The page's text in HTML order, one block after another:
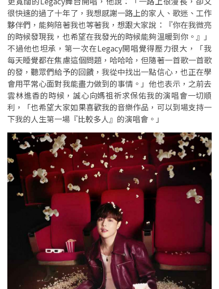
很快速的過了十年了，我想感謝一路上的家人、歌迷、工作
夥伴們，能夠陪著我也等著我，想跟大家說：『你在我微亮
的時候發現我，也希望在我發光的時候能夠溫暖到你。』」
不過他也坦承，第一次在Legacy開唱覺得壓力很大，「我
每天睡覺都在焦慮這個問題，哈哈哈，但隨著一首歌一首歌
的發，聽眾們給予的回饋，我從中找出一點信心，也正在學
會用平常心面對我能盡力做到的事情。」他也表示，之前去
雲林進香的時候，誠心向媽祖祈求保佑我的演唱會一切順
利，「也希望大家如果喜歡我的音樂作品，可以到場支持一
下我的人生第一場『比較多人』的演唱會。」